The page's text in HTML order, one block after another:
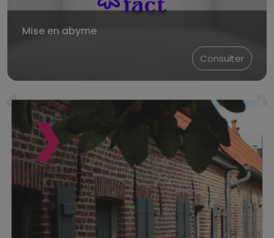
Mise en abyme
Consulter